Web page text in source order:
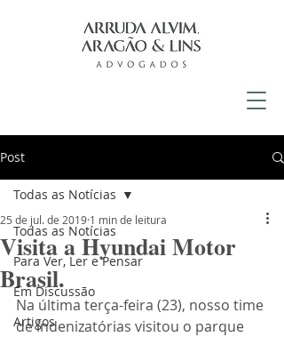
Post
Todas as Notícias
Para Ver, Ler e Pensar
Em Discussão
Artigos
Todas as Notícias
Visita a Hyundai Motor
Brasil.
25 de jul. de 2019 1 min de leitura
Na última terça-feira (23), nosso time
de indenizatórias visitou o parque